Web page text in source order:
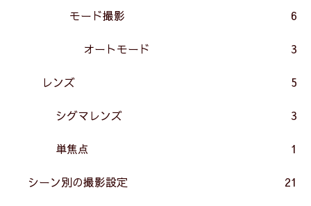
モード撮影 6
オートモード 3
レンズ 5
シグマレンズ 3
単焦点 1
シーン別の撮影設定 21